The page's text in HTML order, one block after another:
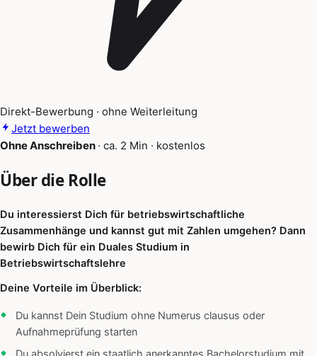
Direkt-Bewerbung · ohne Weiterleitung
Jetzt bewerben
Ohne Anschreiben · ca. 2 Min · kostenlos
Über die Rolle
Du interessierst Dich für betriebswirtschaftliche
Zusammenhänge und kannst gut mit Zahlen umgehen? Dann
bewirb Dich für ein Duales Studium in
Betriebswirtschaftslehre
Deine Vorteile im Überblick:
Du kannst Dein Studium ohne Numerus clausus oder
Aufnahmeprüfung starten